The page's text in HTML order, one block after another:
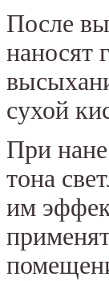
После
наносят
сухой
При
тона
им